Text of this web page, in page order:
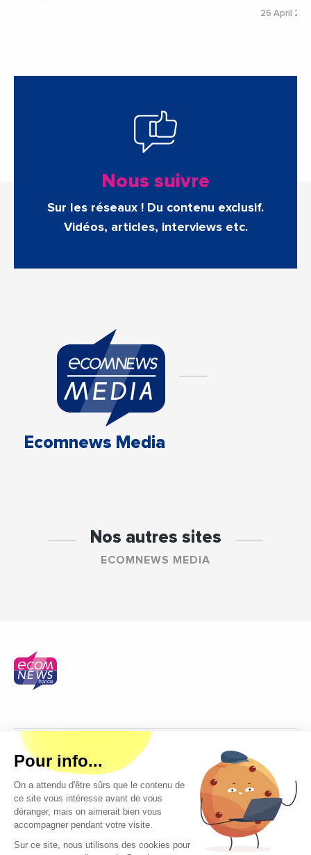
26 April
Nous suivre
Sur les réseaux ! Du contenu exclusif.
Vidéos, articles, interviews etc.
Ecomnews Media
Nos autres sites
ECOMNEWS MEDIA